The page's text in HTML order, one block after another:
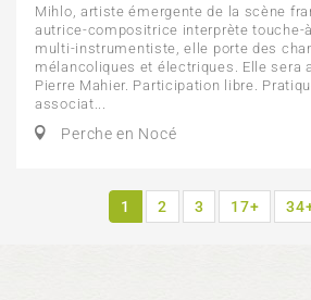
Mihlo, artiste émergente de la scène
autrice-compositrice interprète touche-
multi-instrumentiste, elle porte des
mélancoliques et électriques. Elle sera
Pierre Mahier. Participation libre.
associat...
Perche en Nocé
1 2 3 17+